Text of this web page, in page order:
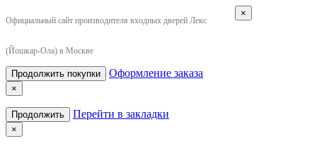
Официальный сайт производителя входных дверей Лекс
(Йошкар-Ола) в Москве
×
Продолжить покупки Оформление заказа
×
Продолжить Перейти в закладки
×